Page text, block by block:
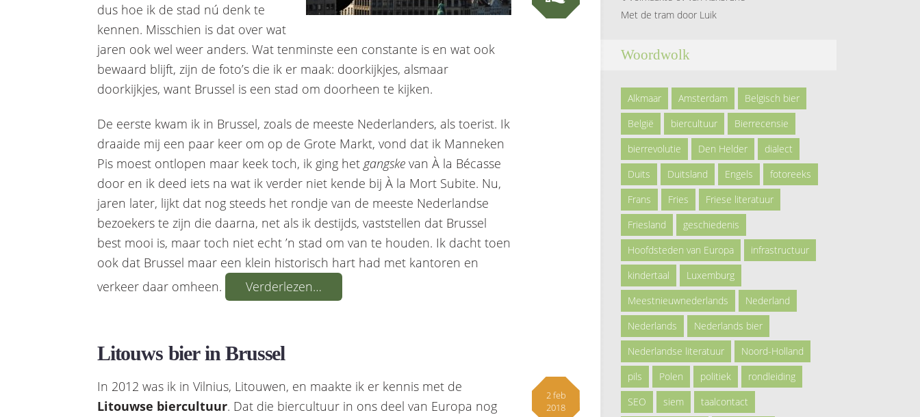
dus hoe ik de stad nú denk te
kennen. Misschien is dat over wat
jaren ook wel weer anders. Wat tenminste een constante is en wat ook
bewaard blijft, zijn de foto’s die ik er maak: doorkijkjes, alsmaar
doorkijkjes, want Brussel is een stad om doorheen te kijken.
De eerste kwam ik in Brussel, zoals de meeste Nederlanders, als toerist. Ik
draaide mij een paar keer om op de Grote Markt, vond dat ik Manneken
Pis moest ontlopen maar keek toch, ik ging het gangske van À la Bécasse
door en ik deed iets na wat ik verder niet kende bij À la Mort Subite. Nu,
jaren later, lijkt dat nog steeds het rondje van de meeste Nederlandse
bezoekers te zijn die daarna, net als ik destijds, vaststellen dat Brussel
best mooi is, maar toch niet echt ’n stad om van te houden. Ik dacht toen
ook dat Brussel maar een klein historisch hart had met kantoren en
verkeer daar omheen.
Verderlezen…
Litouws bier in Brussel
2 feb
2018
In 2012 was ik in Vilnius, Litouwen, en maakte ik er kennis met de
Litouwse biercultuur. Dat die biercultuur in ons deel van Europa nog
Met de tram door Luik
Woordwolk
Alkmaar Amsterdam
Belgisch bier
België
biercultuur
Bierrecensie
bierrevolutie
Den Helder
dialect
Duits
Duitsland Engels
fotoreeks
Frans
Fries
Friese literatuur
Friesland
geschiedenis
Hoofdsteden van Europa
infrastructuur
kindertaal
Luxemburg
Meestnieuwnederlands
Nederland
Nederlands
Nederlands bier
Nederlandse literatuur
Noord-Holland
pils
Polen politiek
rondleiding
SEO
siem
taalcontact